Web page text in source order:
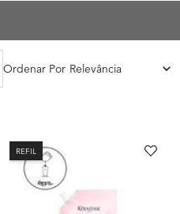
Ordenar Por
REFIL